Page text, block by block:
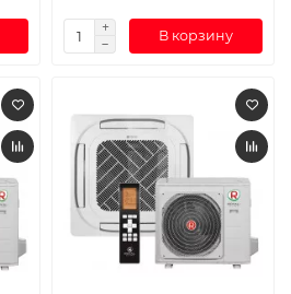
В корзину